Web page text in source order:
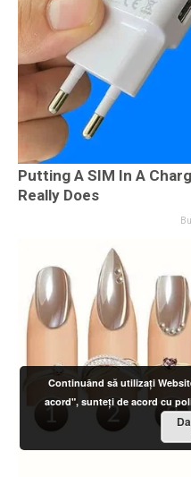
Continuând să utilizați
acord", sunteți de acord cu